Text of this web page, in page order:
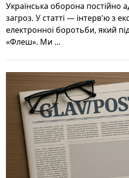
Українська оборона постійно
загроз. У статті — інтерв'ю з
електронної боротьби, який
«Флеш». Ми ...